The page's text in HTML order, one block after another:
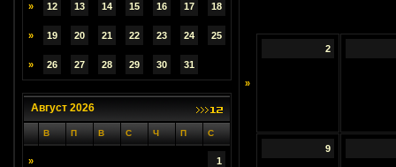
» 12 13 14 15 16 17 18
» 19 20 21 22 23 24 25
» 26 27 28 29 30 31
Август 2026
В П В С Ч П С
» 1
»
2
9